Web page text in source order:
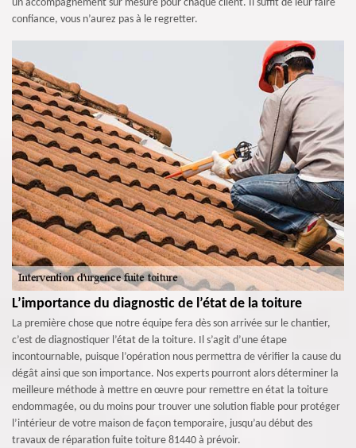
un accompagnement sur mesure pour chaque client. Il suffit de leur faire
confiance, vous n’aurez pas à le regretter.
L’importance du diagnostic de l’état de la toiture
La première chose que notre équipe fera dès son arrivée sur le chantier,
c’est de diagnostiquer l’état de la toiture. Il s’agit d’une étape
incontournable, puisque l’opération nous permettra de vérifier la cause du
dégât ainsi que son importance. Nos experts pourront alors déterminer la
meilleure méthode à mettre en œuvre pour remettre en état la toiture
endommagée, ou du moins pour trouver une solution fiable pour protéger
l’intérieur de votre maison de façon temporaire, jusqu’au début des
travaux de réparation fuite toiture 81440 à prévoir.